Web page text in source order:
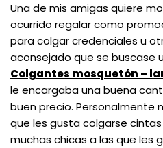
Una de mis amigas quiere
ocurrido regalar como
para colgar credenciales u
aconsejado que se buscase
Colgantes mosquetón –
le encargaba una buena
buen precio. Personalmente
que les gusta colgarse
muchas chicas a las que les